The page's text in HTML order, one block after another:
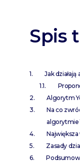
Spis
Jak
Algorytm
Na co
algorytmie
Zasady